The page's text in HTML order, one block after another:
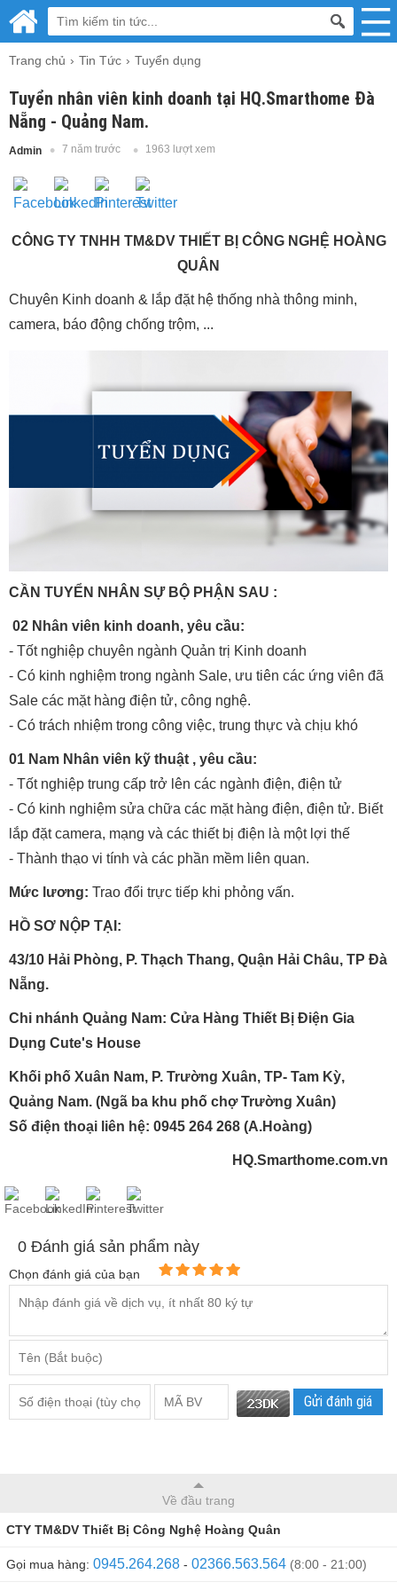
Trang chủ Tin Tức Tuyển dụng
Tuyển nhân viên kinh doanh tại HQ.Smarthome Đà
Nẵng - Quảng Nam.
Admin 7 năm trước 1963 lượt xem
CÔNG TY TNHH TM&DV THIẾT BỊ CÔNG NGHỆ HOÀNG
QUÂN
Chuyên Kinh doanh & lắp đặt hệ thống nhà thông minh,
camera, báo động chống trộm, ...
CẦN TUYỂN NHÂN SỰ BỘ PHẬN SAU :
02 Nhân viên kinh doanh, yêu cầu:
- Tốt nghiệp chuyên ngành Quản trị Kinh doanh
- Có kinh nghiệm trong ngành Sale, ưu tiên các ứng viên đã
Sale các mặt hàng điện tử, công nghệ.
- Có trách nhiệm trong công việc, trung thực và chịu khó
01 Nam Nhân viên kỹ thuật , yêu cầu:
- Tốt nghiệp trung cấp trở lên các ngành điện, điện tử
- Có kinh nghiệm sửa chữa các mặt hàng điện, điện tử. Biết
lắp đặt camera, mạng và các thiết bị điện là một lợi thế
- Thành thạo vi tính và các phần mềm liên quan.
Mức lương: Trao đổi trực tiếp khi phỏng vấn.
HỒ SƠ NỘP TẠI:
43/10 Hải Phòng, P. Thạch Thang, Quận Hải Châu, TP Đà
Nẵng.
Chi nhánh Quảng Nam: Cửa Hàng Thiết Bị Điện Gia
Dụng Cute's House
Khối phố Xuân Nam, P. Trường Xuân, TP- Tam Kỳ,
Quảng Nam. (Ngã ba khu phố chợ Trường Xuân)
Số điện thoại liên hệ: 0945 264 268 (A.Hoàng)
HQ.Smarthome.com.vn
0 Đánh giá sản phẩm này
Chọn đánh giá của bạn
Gửi đánh giá
Về đầu trang
CTY TM&DV Thiết Bị Công Nghệ Hoàng Quân
Gọi mua hàng: 0945.264.268 - 02366.563.564 (8:00 - 21:00)